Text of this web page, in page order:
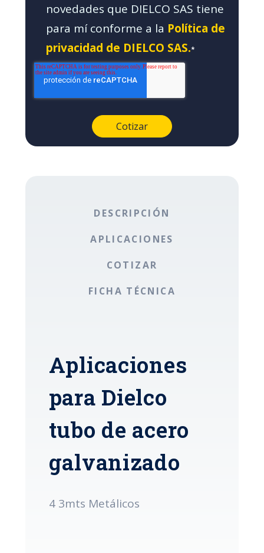
novedades que DIELCO SAS tiene
para mí conforme a la Política de
privacidad de DIELCO SAS.*
DESCRIPCIÓN
APLICACIONES
COTIZAR
FICHA TÉCNICA
Aplicaciones
para Dielco
tubo de acero
galvanizado
4 3mts Metálicos